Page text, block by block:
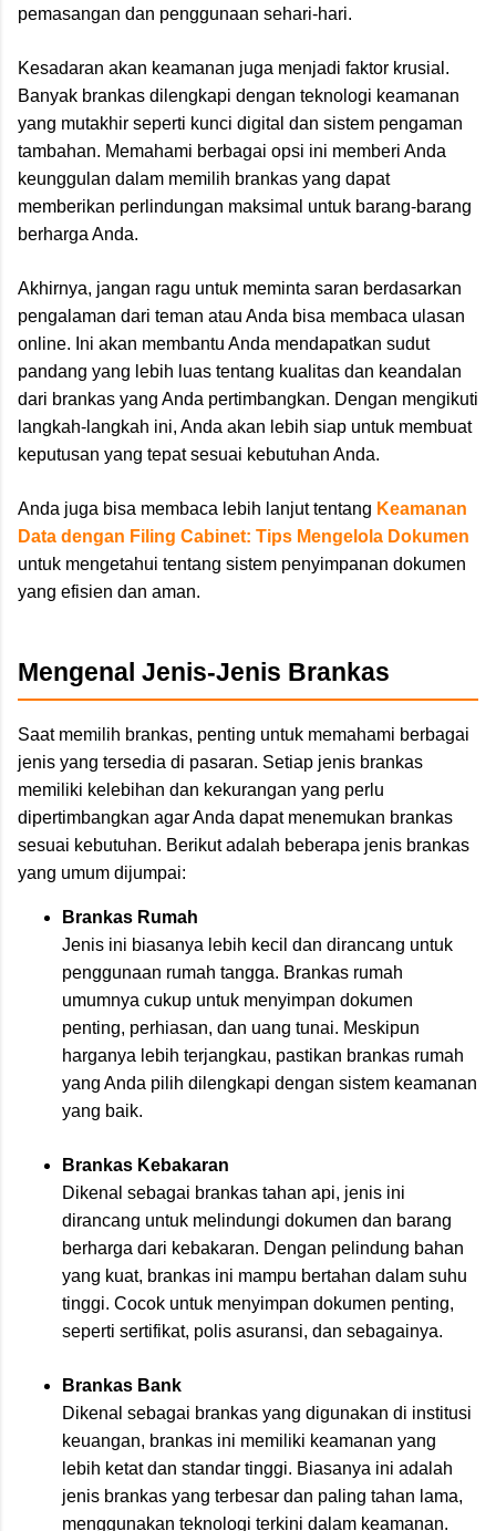
pemasangan dan penggunaan sehari-hari.
Kesadaran akan keamanan juga menjadi faktor krusial.
Banyak brankas dilengkapi dengan teknologi keamanan
yang mutakhir seperti kunci digital dan sistem pengaman
tambahan. Memahami berbagai opsi ini memberi Anda
keunggulan dalam memilih brankas yang dapat
memberikan perlindungan maksimal untuk barang-barang
berharga Anda.
Akhirnya, jangan ragu untuk meminta saran berdasarkan
pengalaman dari teman atau Anda bisa membaca ulasan
online. Ini akan membantu Anda mendapatkan sudut
pandang yang lebih luas tentang kualitas dan keandalan
dari brankas yang Anda pertimbangkan. Dengan mengikuti
langkah-langkah ini, Anda akan lebih siap untuk membuat
keputusan yang tepat sesuai kebutuhan Anda.
Anda juga bisa membaca lebih lanjut tentang Keamanan
Data dengan Filing Cabinet: Tips Mengelola Dokumen
untuk mengetahui tentang sistem penyimpanan dokumen
yang efisien dan aman.
Mengenal Jenis-Jenis Brankas
Saat memilih brankas, penting untuk memahami berbagai
jenis yang tersedia di pasaran. Setiap jenis brankas
memiliki kelebihan dan kekurangan yang perlu
dipertimbangkan agar Anda dapat menemukan brankas
sesuai kebutuhan. Berikut adalah beberapa jenis brankas
yang umum dijumpai:
Brankas Rumah
Jenis ini biasanya lebih kecil dan dirancang untuk
penggunaan rumah tangga. Brankas rumah
umumnya cukup untuk menyimpan dokumen
penting, perhiasan, dan uang tunai. Meskipun
harganya lebih terjangkau, pastikan brankas rumah
yang Anda pilih dilengkapi dengan sistem keamanan
yang baik.
Brankas Kebakaran
Dikenal sebagai brankas tahan api, jenis ini
dirancang untuk melindungi dokumen dan barang
berharga dari kebakaran. Dengan pelindung bahan
yang kuat, brankas ini mampu bertahan dalam suhu
tinggi. Cocok untuk menyimpan dokumen penting,
seperti sertifikat, polis asuransi, dan sebagainya.
Brankas Bank
Dikenal sebagai brankas yang digunakan di institusi
keuangan, brankas ini memiliki keamanan yang
lebih ketat dan standar tinggi. Biasanya ini adalah
jenis brankas yang terbesar dan paling tahan lama,
menggunakan teknologi terkini dalam keamanan.